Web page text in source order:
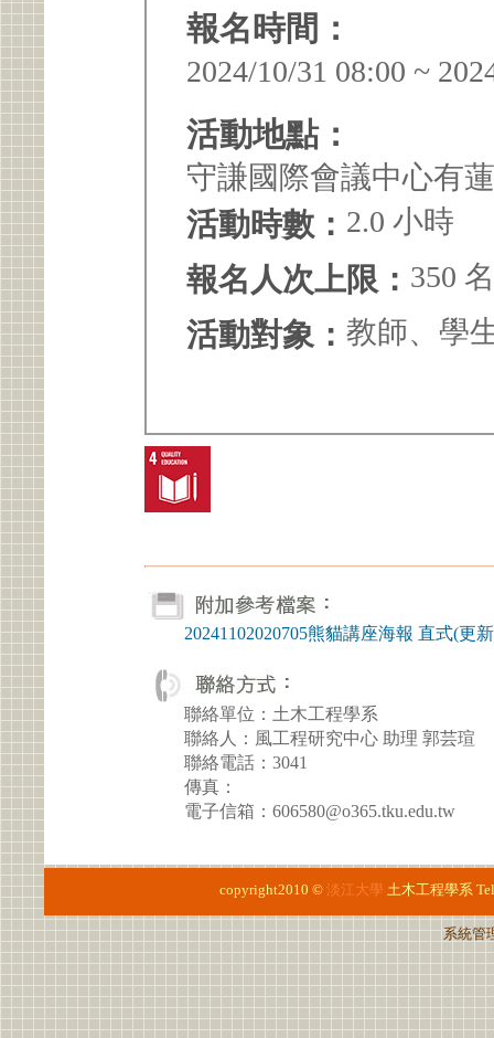
報名時間：
2024/10/31 08:00 ~
活動地點：
守謙國際會議中心有
活動時數： 2.0 小時
報名人次上限： 350 名
活動對象： 教師、學
20241102020705熊貓講座海報 直式(更
聯絡單位：土木工程學系
聯絡人：風工程研究中心 助理 郭芸瑄
聯絡電話：3041
傳真：
電子信箱：606580@o365.tku.edu.tw
copyright2010 © 淡江大學 土木工程學系
系統管